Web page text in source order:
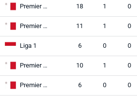
Premier League 18 1 0
Premier League 11 1 0
Liga 1 6 0 0
Premier League 10 1 0
Premier League 6 0 0